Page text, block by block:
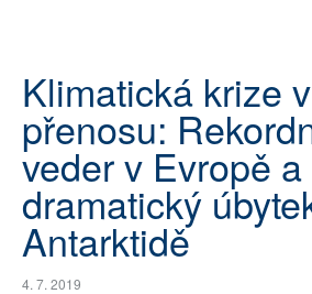
ARCHIV
ROZHOVORY
TÉMATA
NEJČTENĚJŠÍ ZA 7 DNÍ
AUTOŘI
Klimatická krize
přenosu:
veder v Evropě a
dramatický
Antarktidě
4. 7. 2019